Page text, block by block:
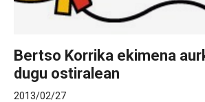
Bertso Korrika ekimena
dugu ostiralean
2013/02/27